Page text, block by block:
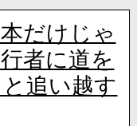
だけじゃ
者に道を
追い越す